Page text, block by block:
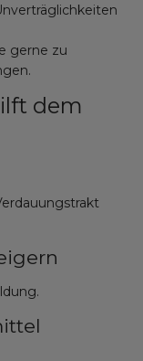
gerne zu
dem